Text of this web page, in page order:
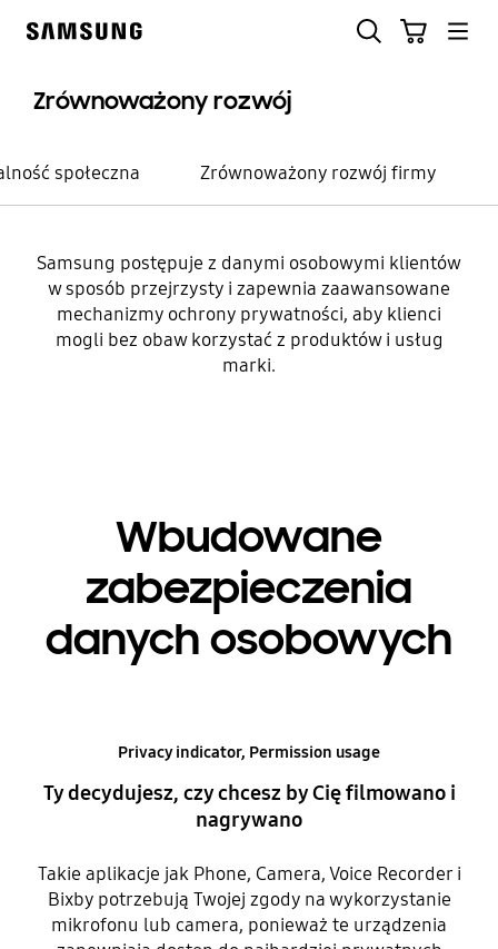
Zrównoważony rozwój
społeczna Zrównoważony rozwój firmy
Ochrona prywatności
Bezpieczeństwo
prywatności danych, aby
Samsung postępuje z danymi osobowymi klientów
w sposób przejrzysty i zapewnia zaawansowane
mechanizmy ochrony prywatności, aby klienci
mogli bez obaw korzystać z produktów i usług
marki.
Wbudowane
zabezpieczenia
danych osobowych
Privacy indicator, Permission usage
Ty decydujesz, czy chcesz by Cię filmowano i
nagrywano
Takie aplikacje jak Phone, Camera, Voice Recorder i
Bixby potrzebują Twojej zgody na wykorzystanie
mikrofonu lub camera, ponieważ te urządzenia